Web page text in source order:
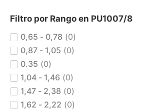
Filtro por Rango en PU1007/8
0,65 - 0,78 (0)
0,87 - 1,05 (0)
0.35 (0)
1,04 - 1,46 (0)
1,47 - 2,38 (0)
1,62 - 2,22 (0)